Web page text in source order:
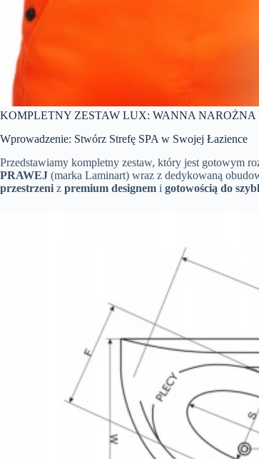
KOMPLETNY ZESTAW LUX: WANNA NAROŻNA
Wprowadzenie: Stwórz Strefę SPA w Swojej Łazience
Przedstawiamy kompletny zestaw, który jest gotowym
PRAWEJ (marka Laminart) wraz z dedykowaną
przestrzeni z premium designem i gotowością do